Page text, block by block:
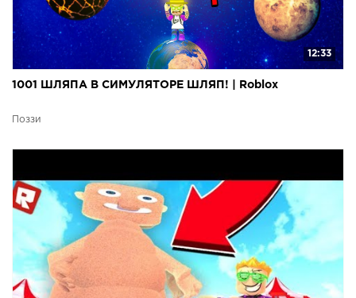
12:33
1001 ШЛЯПА В СИМУЛЯТОРЕ ШЛЯП! | Roblox
Поззи